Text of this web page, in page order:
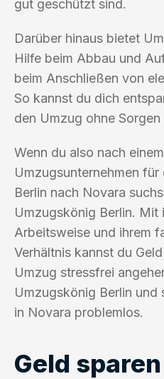
gut geschützt sind.
Darüber hinaus bietet
Hilfe beim Abbau und
beim Anschließen von
So kannst du dich
den Umzug ohne Sorgen
Wenn du also nach
Umzugsunternehmen
Berlin nach Novara
Umzugskönig Berlin. Mit
Arbeitsweise und ihrem
Verhältnis kannst du
Umzug stressfrei
Umzugskönig Berlin und
in Novara problemlos.
Geld